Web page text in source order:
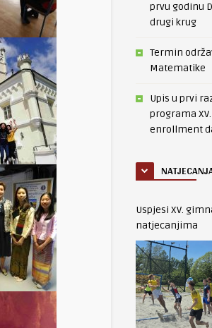
prvu godinu
drugi krug
Termin
Matematike
Upis u prvi
programa
enrollment
Uspjesi XV.
natjecanjima